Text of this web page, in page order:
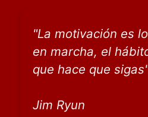
"La motivación es
en marcha, el
que hace que sigas
Jim Ryun